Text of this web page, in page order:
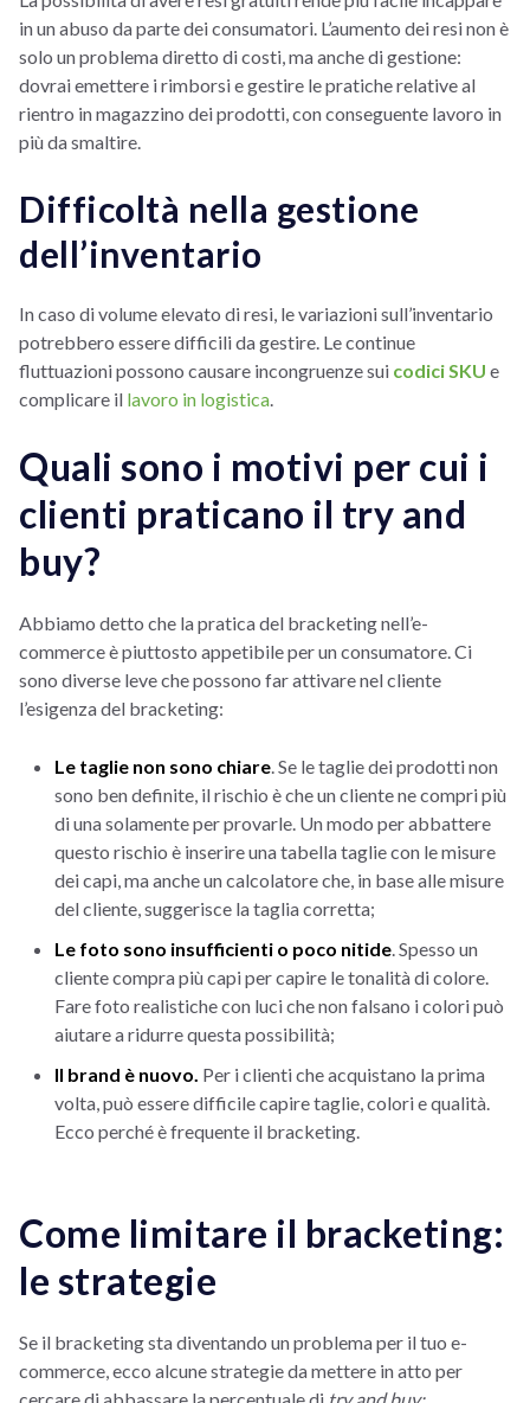
in un abuso da parte dei consumatori. L’aumento dei resi non è
solo un problema diretto di costi, ma anche di gestione:
dovrai emettere i rimborsi e gestire le pratiche relative al
rientro in magazzino dei prodotti, con conseguente lavoro in
più da smaltire.
Difficoltà nella gestione
dell’inventario
In caso di volume elevato di resi, le variazioni sull’inventario
potrebbero essere difficili da gestire. Le continue
fluttuazioni possono causare incongruenze sui codici SKU e
complicare il lavoro in logistica
Quali sono i motivi per cui i
clienti praticano il try and
buy?
Abbiamo detto che la pratica del bracketing nell’e-
commerce è piuttosto appetibile per un consumatore. Ci
sono diverse leve che possono far attivare nel cliente
l’esigenza del bracketing:
Le taglie non sono chiare . Se le taglie dei prodotti non
sono ben definite, il rischio è che un cliente ne compri più
di una solamente per provarle. Un modo per abbattere
questo rischio è inserire una tabella taglie con le misure
dei capi, ma anche un calcolatore che, in base alle misure
del cliente, suggerisce la taglia corretta;
Le foto sono insufficienti o poco nitide . Spesso un
cliente compra più capi per capire le tonalità di colore.
Fare foto realistiche con luci che non falsano i colori può
aiutare a ridurre questa possibilità;
Il brand è nuovo. Per i clienti che acquistano la prima
volta, può essere difficile capire taglie, colori e qualità.
Ecco perché è frequente il bracketing.
Come limitare il bracketing:
le strategie
Se il bracketing sta diventando un problema per il tuo e-
commerce, ecco alcune strategie da mettere in atto per
cercare di abbassare la percentuale di try and buy: